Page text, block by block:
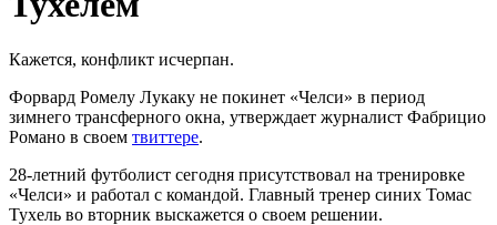
Кажется, конфликт исчерпан.
Форвард Ромелу Лукаку не покинет «Челси» в период
зимнего трансферного окна, утверждает журналист Фабрицио
Романо в своем твиттере.
28-летний футболист сегодня присутствовал на тренировке
«Челси» и работал с командой. Главный тренер синих Томас
Тухель во вторник выскажется о своем решении.